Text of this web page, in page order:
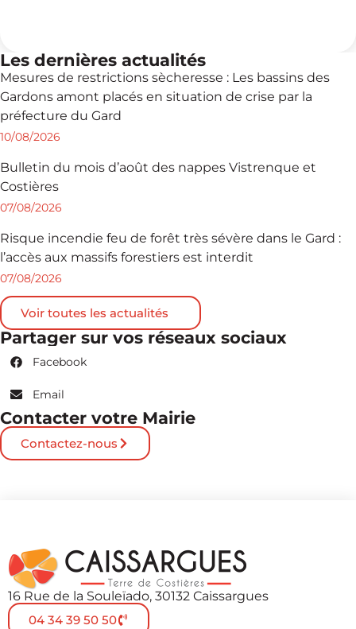
Les dernières actualités
Mesures de restrictions sècheresse : Les bassins des
Gardons amont placés en situation de crise par la
préfecture du Gard
10/08/2026
Bulletin du mois d’août des nappes Vistrenque et
Costières
07/08/2026
Risque incendie feu de forêt très sévère dans le Gard :
l’accès aux massifs forestiers est interdit
07/08/2026
Voir toutes les actualités
Partager sur vos réseaux sociaux
Facebook
Email
Contacter votre Mairie
Contactez-nous
16 Rue de la Souleïado, 30132 Caissargues
04 34 39 50 50